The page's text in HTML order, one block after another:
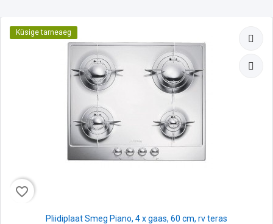
favorite_border
Küsige tarneaeg
Pliidiplaat Smeg Piano, 4 x gaas, 60 cm, rv teras